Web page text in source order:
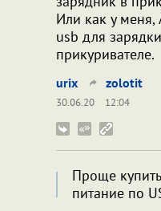
Или как у меня,
usb для
прикуривателе.
urix zolotit
30.06.20
12:04
Проще
питание по